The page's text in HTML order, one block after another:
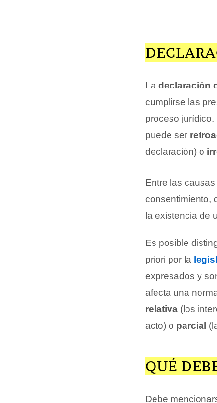
La declaración
cumplirse las
proceso
puede ser
declaración) o
Entre las
consentimiento,
la existencia de
Es posible
priori por la
expresados y
afecta una
relativa (los
acto) o parcial
QUÉ
Debe